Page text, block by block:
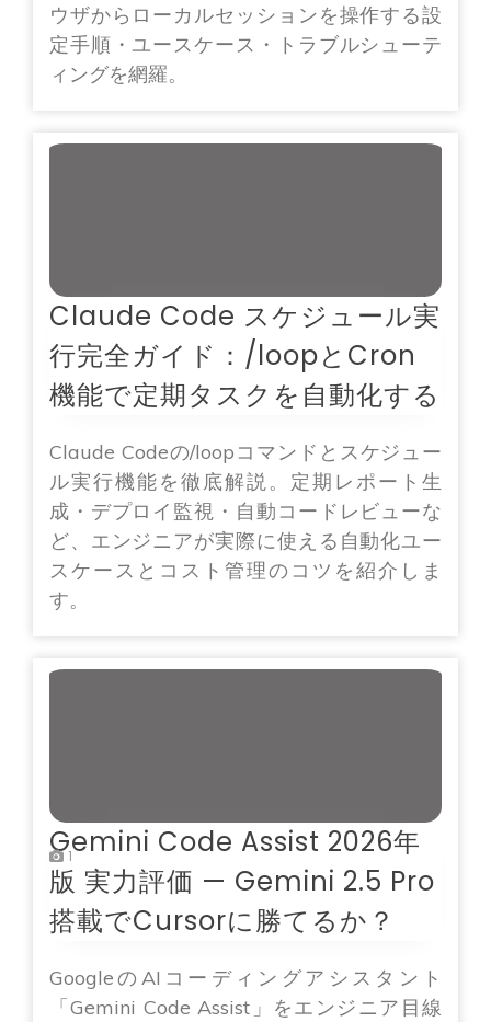
ウザからローカルセッションを操作する設
定手順・ユースケース・トラブルシューテ
ィングを網羅。
Claude Code スケジュール実
行完全ガイド：/loopとCron
機能で定期タスクを自動化する
Claude Codeの/loopコマンドとスケジュー
ル実行機能を徹底解説。定期レポート生
成・デプロイ監視・自動コードレビューな
ど、エンジニアが実際に使える自動化ユー
スケースとコスト管理のコツを紹介しま
す。
1
Gemini Code Assist 2026年
版 実力評価 — Gemini 2.5 Pro
搭載でCursorに勝てるか？
GoogleのAIコーディングアシスタント
「Gemini Code Assist」をエンジニア目線